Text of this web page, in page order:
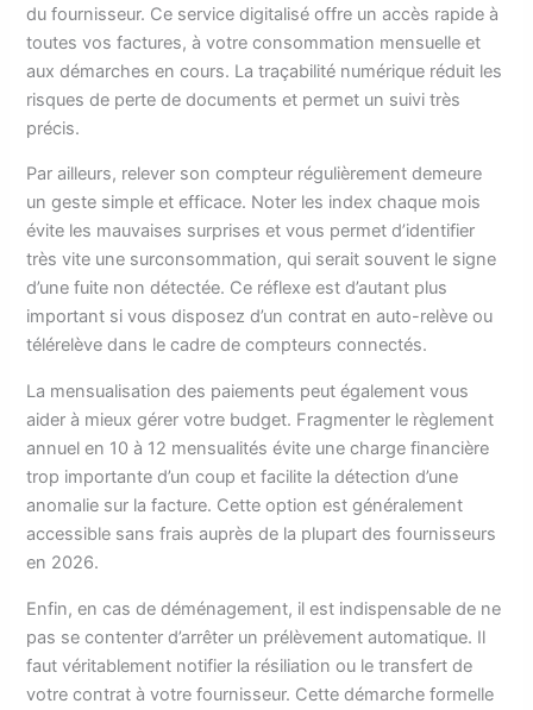
du fournisseur. Ce service digitalisé offre un accès rapide à
toutes vos factures, à votre consommation mensuelle et
aux démarches en cours. La traçabilité numérique réduit les
risques de perte de documents et permet un suivi très
précis.
Par ailleurs, relever son compteur régulièrement demeure
un geste simple et efficace. Noter les index chaque mois
évite les mauvaises surprises et vous permet d’identifier
très vite une surconsommation, qui serait souvent le signe
d’une fuite non détectée. Ce réflexe est d’autant plus
important si vous disposez d’un contrat en auto-relève ou
télérelève dans le cadre de compteurs connectés.
La mensualisation des paiements peut également vous
aider à mieux gérer votre budget. Fragmenter le règlement
annuel en 10 à 12 mensualités évite une charge financière
trop importante d’un coup et facilite la détection d’une
anomalie sur la facture. Cette option est généralement
accessible sans frais auprès de la plupart des fournisseurs
en 2026.
Enfin, en cas de déménagement, il est indispensable de ne
pas se contenter d’arrêter un prélèvement automatique. Il
faut véritablement notifier la résiliation ou le transfert de
votre contrat à votre fournisseur. Cette démarche formelle